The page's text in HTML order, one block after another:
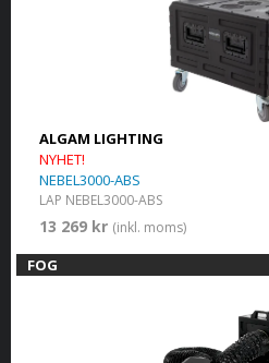
ALGAM LIGHTING
NYHET!
NEBEL3000-ABS
LAP NEBEL3000-ABS
13 269 kr (inkl. moms)
FOG